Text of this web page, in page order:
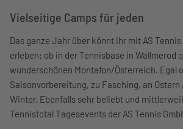
Vielseitige Camps für jeden
Das ganze Jahr über könnt ihr mit AS
erleben: ob in der Tennisbase in Wallmerod
wunderschönen Montafon/Österreich. Egal
Saisonvorbereitung, zu Fasching, an Ostern
Winter. Ebenfalls sehr beliebt und
Tennistotal Tagesevents der AS Tennis